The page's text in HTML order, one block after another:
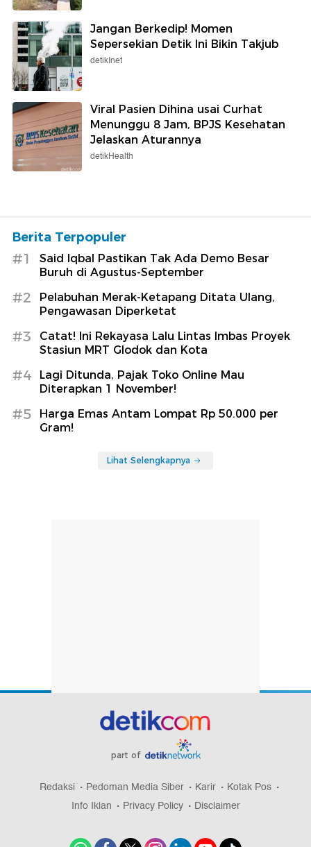
Jangan Berkedip! Momen
Sepersekian Detik Ini Bikin Takjub
detikInet
Viral Pasien Dihina usai Curhat
Menunggu 8 Jam, BPJS Kesehatan
Jelaskan Aturannya
detikHealth
Berita Terpopuler
#1
Said Iqbal Pastikan Tak Ada Demo Besar
Buruh di Agustus-September
#2
Pelabuhan Merak-Ketapang Ditata Ulang,
Pengawasan Diperketat
#3
Catat! Ini Rekayasa Lalu Lintas Imbas Proyek
Stasiun MRT Glodok dan Kota
#4
Lagi Ditunda, Pajak Toko Online Mau
Diterapkan 1 November!
#5
Harga Emas Antam Lompat Rp 50.000 per
Gram!
Lihat Selengkapnya
part of
Redaksi Pedoman Media Siber Karir
Kotak Pos
Info Iklan
Privacy Policy Disclaimer